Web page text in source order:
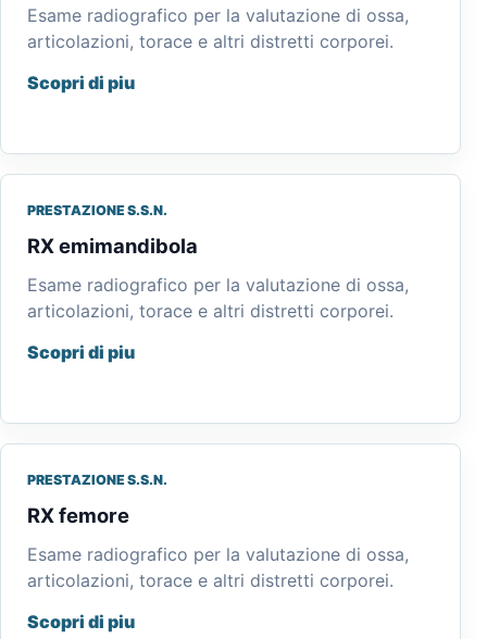
Esame radiografico per la valutazione di ossa,
articolazioni, torace e altri distretti corporei.
Scopri di piu
PRESTAZIONE S.S.N.
RX emimandibola
Esame radiografico per la valutazione di ossa,
articolazioni, torace e altri distretti corporei.
Scopri di piu
PRESTAZIONE S.S.N.
RX femore
Esame radiografico per la valutazione di ossa,
articolazioni, torace e altri distretti corporei.
Scopri di piu